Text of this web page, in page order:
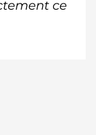
ce